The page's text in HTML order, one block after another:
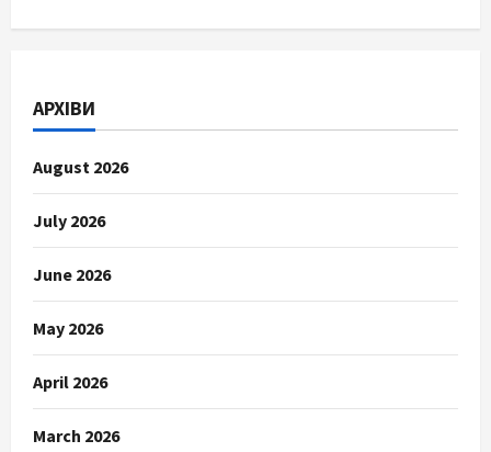
АРХІВИ
August 2026
July 2026
June 2026
May 2026
April 2026
March 2026